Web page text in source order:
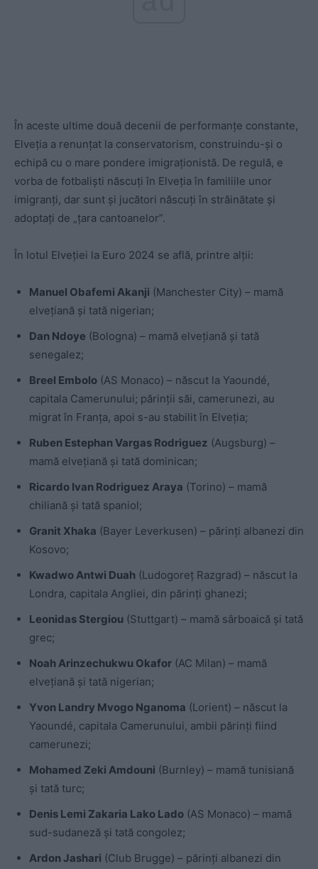
În aceste ultime două decenii de performanțe constante,
Elveția a renunțat la conservatorism, construindu-și o
echipă cu o mare pondere imigraționistă. De regulă, e
vorba de fotbaliști născuți în Elveția în familiile unor
imigranți, dar sunt și jucători născuți în străinătate și
adoptați de „țara cantoanelor”.
În lotul Elveției la Euro 2024 se află, printre alții:
Manuel Obafemi Akanji (Manchester City) – mamă
elvețiană și tată nigerian;
Dan Ndoye (Bologna) – mamă elvețiană și tată
senegalez;
Breel Embolo (AS Monaco) – născut la Yaoundé,
capitala Camerunului; părinții săi, camerunezi, au
migrat în Franța, apoi s-au stabilit în Elveția;
Ruben Estephan Vargas Rodriguez (Augsburg) –
mamă elvețiană și tată dominican;
Ricardo Ivan Rodriguez Araya (Torino) – mamă
chiliană și tată spaniol;
Granit Xhaka (Bayer Leverkusen) – părinți albanezi din
Kosovo;
Kwadwo Antwi Duah (Ludogoreț Razgrad) – născut la
Londra, capitala Angliei, din părinți ghanezi;
Leonidas Stergiou (Stuttgart) – mamă sârboaică și tată
grec;
Noah Arinzechukwu Okafor (AC Milan) – mamă
elvețiană și tată nigerian;
Yvon Landry Mvogo Nganoma (Lorient) – născut la
Yaoundé, capitala Camerunului, ambii părinți fiind
camerunezi;
Mohamed Zeki Amdouni (Burnley) – mamă tunisiană
și tată turc;
Denis Lemi Zakaria Lako Lado (AS Monaco) – mamă
sud-sudaneză și tată congolez;
Ardon Jashari (Club Brugge) – părinți albanezi din